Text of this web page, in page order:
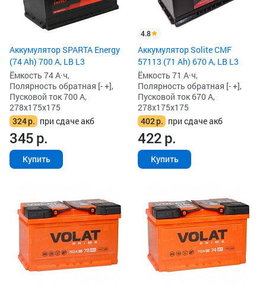
Аккумулятор SPARTA Energy
(74 Ah) 700 А, LB L3
Ёмкость 74 А·ч,
Полярность обратная [- +],
Пусковой ток 700 А,
278x175x175
324р. при сдаче акб
345р.
Купить
4.8
Аккумулятор Solite CMF
57113 (71 Ah) 670 А, LB L3
Ёмкость 71 А·ч,
Полярность обратная [- +],
Пусковой ток 670 А,
278x175x175
402р. при сдаче акб
422р.
Купить